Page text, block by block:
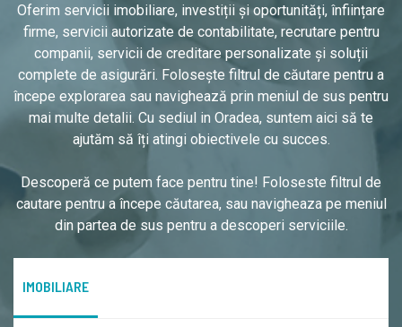
Oferim servicii imobiliare, investiții și oportunități, înființare
firme, servicii autorizate de contabilitate, recrutare pentru
companii, servicii de creditare personalizate și soluții
complete de asigurări. Folosește filtrul de căutare pentru a
începe explorarea sau navighează prin meniul de sus pentru
mai multe detalii. Cu sediul in Oradea, suntem aici să te
ajutăm să îți atingi obiectivele cu succes.
Descoperă ce putem face pentru tine! Foloseste filtrul de
cautare pentru a începe căutarea, sau navigheaza pe meniul
din partea de sus pentru a descoperi serviciile.
IMOBILIARE